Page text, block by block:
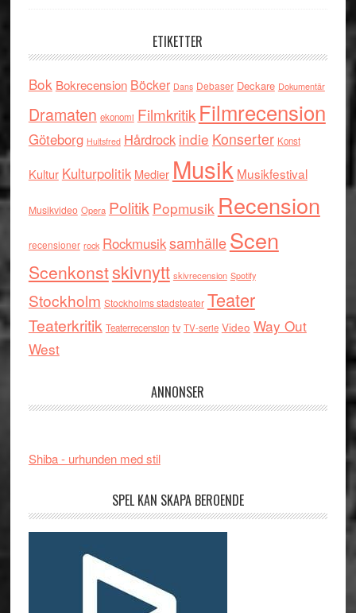
ETIKETTER
Bok Bokrecension Böcker Dans Debaser Deckare Dokumentär
Dramaten ekonomi Filmkritik Filmrecension
Göteborg Hultsfred Hårdrock indie Konserter Konst
Kultur Kulturpolitik Medier Musik Musikfestival
Musikvideo Opera Politik Popmusik Recension
recensioner rock RockmusiksamhälleScen
Scenkonstskivnytt skivrecension Spotify
Stockholm Stockholms stadsteater Teater
Teaterkritik Teaterrecension tv TV-serie Video Way Out
West
ANNONSER
Shiba - urhunden med stil
SPEL KAN SKAPA BEROENDE